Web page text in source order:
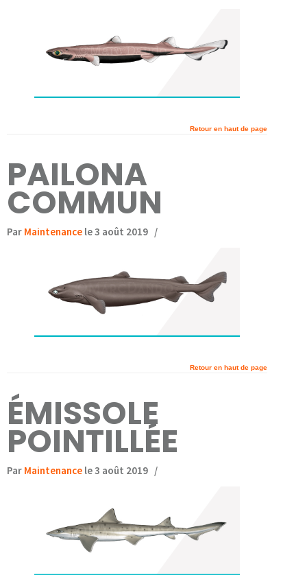
Retour en haut de page
PAILONA
COMMUN
Par Maintenance le 3 août 2019 /
Retour en haut de page
ÉMISSOLE
POINTILLÉE
Par Maintenance le 3 août 2019 /